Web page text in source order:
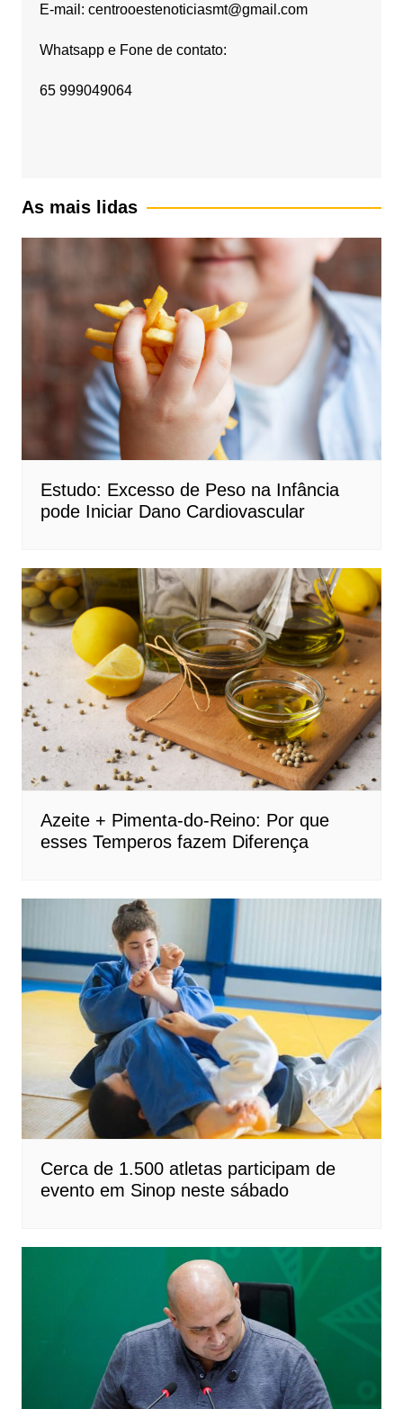
E-mail: centrooestenoticiasmt@gmail.com
Whatsapp e Fone de contato:
65 999049064
As mais lidas
Estudo: Excesso de Peso na Infância
pode Iniciar Dano Cardiovascular
Azeite + Pimenta-do-Reino: Por que
esses Temperos fazem Diferença
Cerca de 1.500 atletas participam de
evento em Sinop neste sábado